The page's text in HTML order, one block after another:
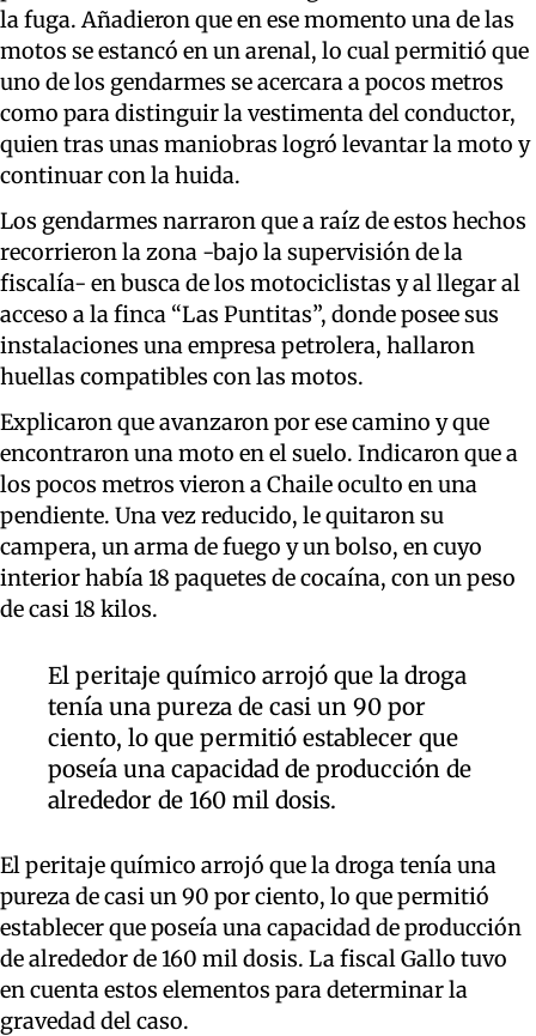
la fuga. Añadieron que en ese momento una de las
motos se estancó en un arenal, lo cual permitió que
uno de los gendarmes se acercara a pocos metros
como para distinguir la vestimenta del conductor,
quien tras unas maniobras logró levantar la moto y
continuar con la huida.
Los gendarmes narraron que a raíz de estos hechos
recorrieron la zona -bajo la supervisión de la
fiscalía- en busca de los motociclistas y al llegar al
acceso a la finca “Las Puntitas”, donde posee sus
instalaciones una empresa petrolera, hallaron
huellas compatibles con las motos.
Explicaron que avanzaron por ese camino y que
encontraron una moto en el suelo. Indicaron que a
los pocos metros vieron a Chaile oculto en una
pendiente. Una vez reducido, le quitaron su
campera, un arma de fuego y un bolso, en cuyo
interior había 18 paquetes de cocaína, con un peso
de casi 18 kilos.
El peritaje químico arrojó que la droga
tenía una pureza de casi un 90 por
ciento, lo que permitió establecer que
poseía una capacidad de producción de
alrededor de 160 mil dosis.
El peritaje químico arrojó que la droga tenía una
pureza de casi un 90 por ciento, lo que permitió
establecer que poseía una capacidad de producción
de alrededor de 160 mil dosis. La fiscal Gallo tuvo
en cuenta estos elementos para determinar la
gravedad del caso.